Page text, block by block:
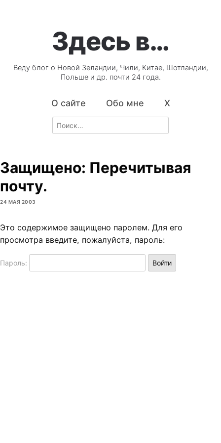
Здесь в…
Веду блог о Новой Зеландии, Чили, Китае, Шотландии,
Польше и др. почти 24 года.
О сайте Обо мне X
Search
for:
Защищено: Перечитывая
почту.
24 МАЯ 2003
Это содержимое защищено паролем. Для его
просмотра введите, пожалуйста, пароль:
Пароль: